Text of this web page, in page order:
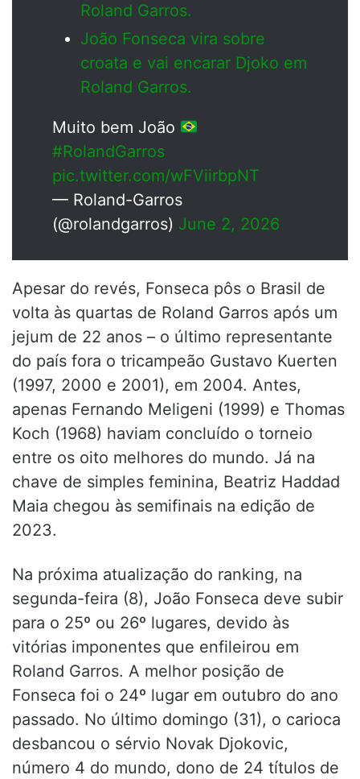
Roland Garros.
João Fonseca vira sobre
croata e vai encarar Djoko em
Roland Garros.
Muito bem João
#RolandGarros
pic.twitter.com/wFViirbpNT
— Roland-Garros
(@rolandgarros) June 2, 2026
Apesar do revés, Fonseca pôs o Brasil de
volta às quartas de Roland Garros após um
jejum de 22 anos – o último representante
do país fora o tricampeão Gustavo Kuerten
(1997, 2000 e 2001), em 2004. Antes,
apenas Fernando Meligeni (1999) e Thomas
Koch (1968) haviam concluído o torneio
entre os oito melhores do mundo. Já na
chave de simples feminina, Beatriz Haddad
Maia chegou às semifinais na edição de
2023.
Na próxima atualização do ranking, na
segunda-feira (8), João Fonseca deve subir
para o 25º ou 26º lugares, devido às
vitórias imponentes que enfileirou em
Roland Garros. A melhor posição de
Fonseca foi o 24º lugar em outubro do ano
passado. No último domingo (31), o carioca
desbancou o sérvio Novak Djokovic,
número 4 do mundo, dono de 24 títulos de